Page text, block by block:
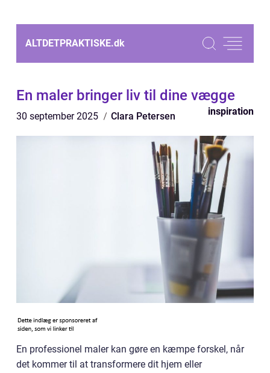
ALTDETPRAKTISKE.dk
En maler bringer liv til dine vægge
30 september 2025 Clara Petersen inspiration
En professionel maler kan gøre en kæmpe forskel, når
det kommer til at transformere dit hjem eller